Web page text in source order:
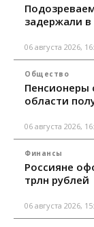
задержали
06 августа 2026,
Общество
Пенсионеры
области
06 августа 2026,
Финансы
Россияне
трлн рублей
06 августа 2026,